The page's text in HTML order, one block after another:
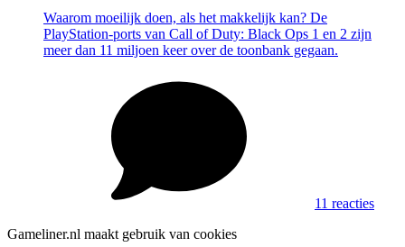
Waarom moeilijk doen, als het makkelijk kan? De
PlayStation-ports van Call of Duty: Black Ops 1 en 2 zijn
meer dan 11 miljoen keer over de toonbank gegaan.
11 reacties
Gameliner.nl maakt gebruik van cookies